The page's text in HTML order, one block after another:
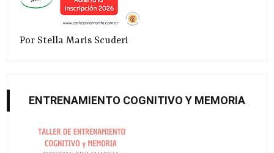
Por Stella Maris Scuderi
ENTRENAMIENTO COGNITIVO Y MEMORIA